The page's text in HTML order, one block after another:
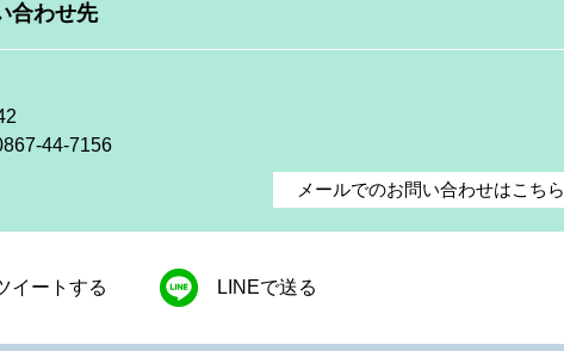
合わせ先
44-7156
メールでのお問い合わせはこちら
イートする LINEで送る